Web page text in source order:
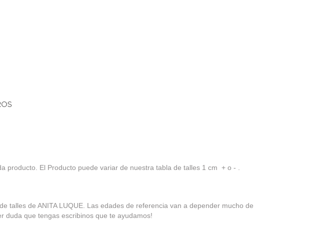
producto. El Producto puede variar de nuestra tabla de talles 1 cm + o - .
talles de ANITA LUQUE. Las edades de referencia van a depender mucho de
duda que tengas escribinos que te ayudamos!